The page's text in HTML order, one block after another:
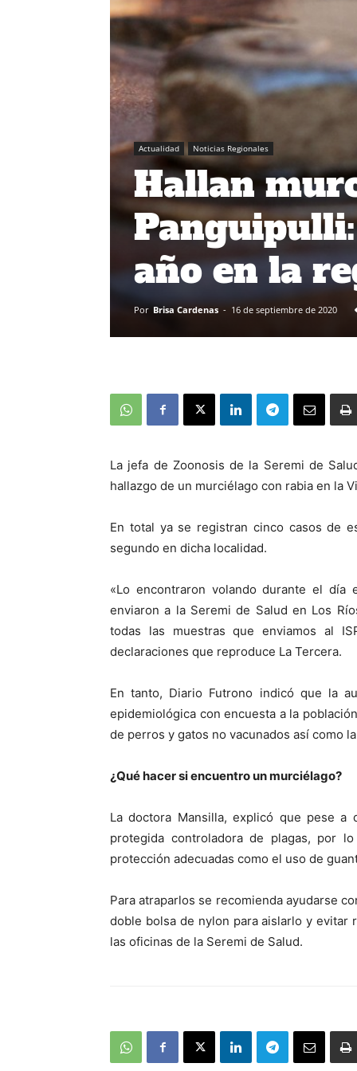
Actualidad Noticias Regionales
Hallan
año en la
Por Brisa Cardenas - 16 de septiembre de 2020
La jefa de Zoonosis de la Seremi de
hallazgo de un murciélago con rabia en la
En total ya se registran cinco casos de
segundo en dicha localidad.
«Lo encontraron volando durante el
enviaron a la Seremi de Salud en Los
todas las muestras que enviamos al
declaraciones que reproduce La Tercera.
En tanto, Diario Futrono indicó que la
epidemiológica con encuesta a la
de perros y gatos no vacunados así como
¿Qué hacer si encuentro un murciélago?
La doctora Mansilla, explicó que pese
protegida controladora de plagas, por
protección adecuadas como el uso de
Para atraparlos se recomienda ayudarse
doble bolsa de nylon para aislarlo y evitar
las oficinas de la Seremi de Salud.